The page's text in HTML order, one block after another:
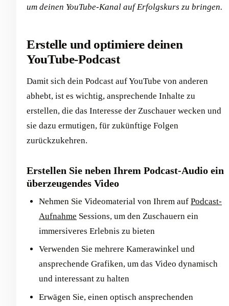
um deinen YouTube-Kanal auf Erfolgskurs zu bringen.
Erstelle und optimiere deinen
YouTube-Podcast
Damit sich dein Podcast auf YouTube von anderen
abhebt, ist es wichtig, ansprechende Inhalte zu
erstellen, die das Interesse der Zuschauer wecken und
sie dazu ermutigen, für zukünftige Folgen
zurückzukehren.
Erstellen Sie neben Ihrem Podcast-Audio ein
überzeugendes Video
Nehmen Sie Videomaterial von Ihrem auf Podcast-
Aufnahme Sessions, um den Zuschauern ein
immersiveres Erlebnis zu bieten
Verwenden Sie mehrere Kamerawinkel und
ansprechende Grafiken, um das Video dynamisch
und interessant zu halten
Erwägen Sie, einen optisch ansprechenden